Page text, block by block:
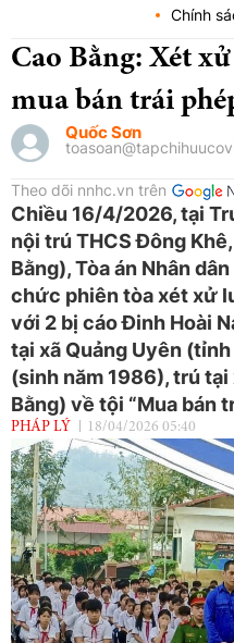
Chính
Cao Bằng: Xét
mua bán trái
Quốc Sơn
Theo dõi nnhc.vn trên
Chiều 16/4/2026, tại
nội trú THCS Đông
Bằng), Tòa án Nhân
chức phiên tòa xét xử
với 2 bị cáo Đinh Hoài
tại xã Quảng Uyên
(sinh năm 1986), trú
Bằng) về tội “Mua bán
PHÁP LÝ 18/04/2026 05:40